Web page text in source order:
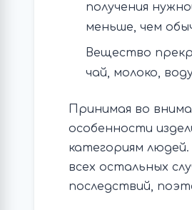
получения
меньше, чем
Вещество
чай, молоко,
Принимая во
особенности
категориям
всех остальных
последствий,